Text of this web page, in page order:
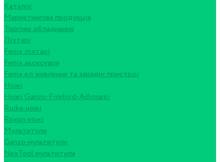
Каталог
Маркетингова продукція
Торгове обладнання
Ліхтарі
Fenix ліхтарі
Fenix аксесуари
Fenix ел живлення та зарядні пристрої
Ножі
Ножі Ganzo-Firebird-Adimanti
Ruike ножі
Roxon ножi
Мультитули
Ganzo мультитули
NexTool мультитули